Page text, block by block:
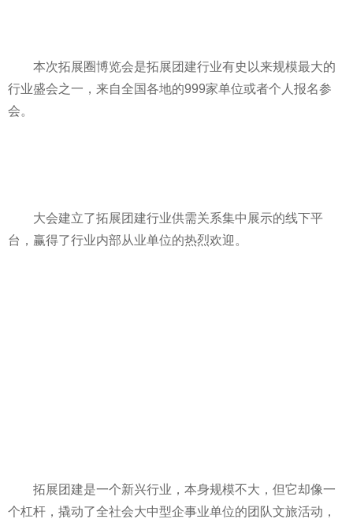
本次拓展圈博览会是拓展团建行业有史以来规模最大的
行业盛会之一，来自全国各地的999家单位或者个人报名参
会。
大会建立了拓展团建行业供需关系集中展示的线下平
台，赢得了行业内部从业单位的热烈欢迎。
拓展团建是一个新兴行业，本身规模不大，但它却像一
个杠杆，撬动了全社会大中型企事业单位的团队文旅活动，